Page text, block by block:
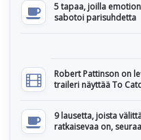
5 tapaa, joilla
sabotoi parisuhdetta
Robert Pattinson on
traileri näyttää To
9 lausetta, joista
ratkaisevaa on,